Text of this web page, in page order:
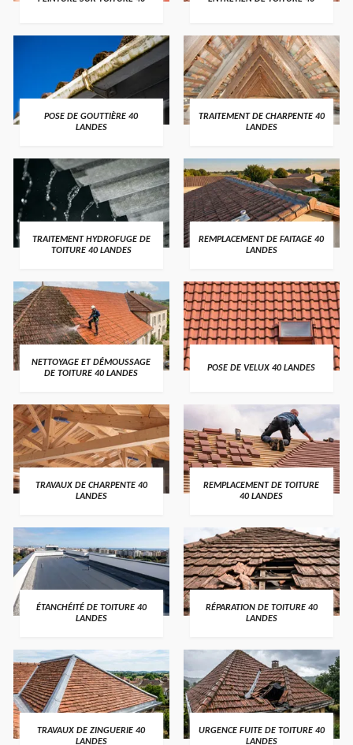
POSE DE GOUTTIÈRE 40
LANDES
TRAITEMENT DE CHARPENTE 40
LANDES
TRAITEMENT HYDROFUGE DE
TOITURE 40 LANDES
REMPLACEMENT DE FAITAGE 40
LANDES
NETTOYAGE ET DÉMOUSSAGE
DE TOITURE 40 LANDES
POSE DE VELUX 40 LANDES
TRAVAUX DE CHARPENTE 40
LANDES
REMPLACEMENT DE TOITURE
40 LANDES
ÉTANCHÉITÉ DE TOITURE 40
LANDES
RÉPARATION DE TOITURE 40
LANDES
TRAVAUX DE ZINGUERIE 40
LANDES
URGENCE FUITE DE TOITURE 40
LANDES